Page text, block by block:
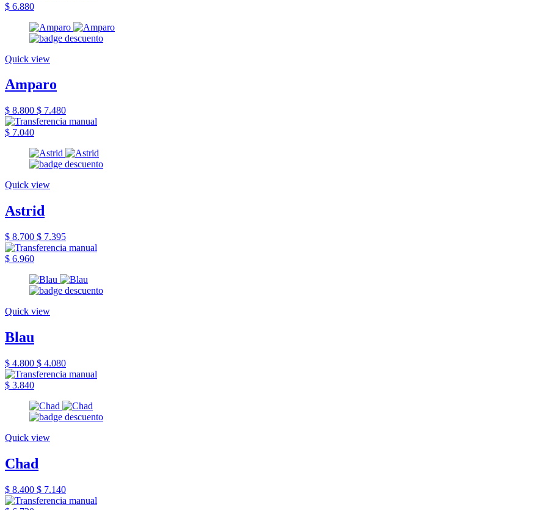
$ 6.880
Quick view
Amparo
$ 8.800 $ 7.480
$ 7.040
Quick view
Astrid
$ 8.700 $ 7.395
$ 6.960
Quick view
Blau
$ 4.800 $ 4.080
$ 3.840
Quick view
Chad
$ 8.400 $ 7.140